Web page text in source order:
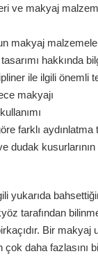
ve makyaj
makyaj
hakkında
ile ilgili önemli
makyajı
farklı aydınlatma
dudak
yukarıda
tarafından
Bir makyaj
çok daha fazlasını